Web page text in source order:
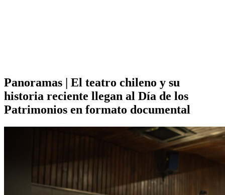
Panoramas | El teatro chileno y su
historia reciente llegan al Día de los
Patrimonios en formato documental